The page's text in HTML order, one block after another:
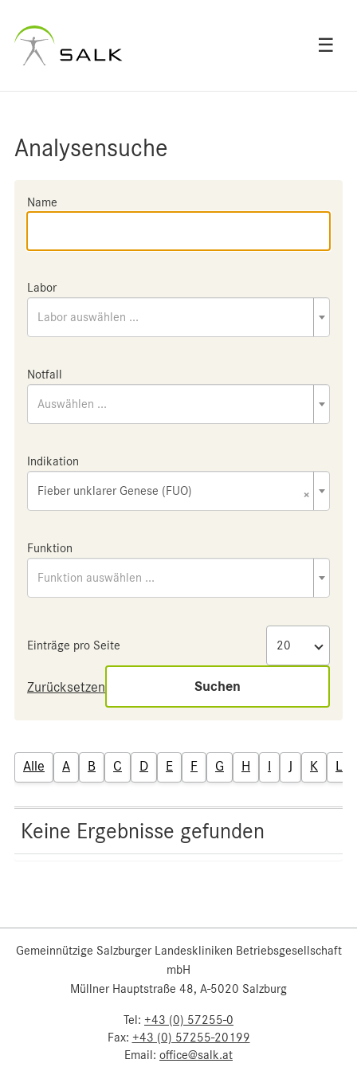
☰
Analysensuche
Name
Labor
Labor auswählen ...
Notfall
Auswählen ...
Indikation
×
Fieber unklarer Genese (FUO)
Funktion
Funktion auswählen ...
Einträge pro Seite
Zurücksetzen Suchen
Alle A B C D E F G H I J K L
Keine Ergebnisse gefunden
Gemeinnützige Salzburger Landeskliniken Betriebsgesellschaft
mbH
Müllner Hauptstraße 48, A-5020 Salzburg
Tel: +43 (0) 57255-0
Fax: +43 (0) 57255-20199
Email: office@salk.at